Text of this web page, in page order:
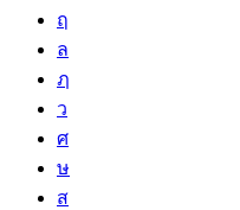
ฤ
ล
ฦ
ว
ศ
ษ
ส